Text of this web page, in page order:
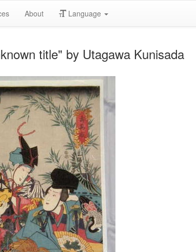
About Language
title" by Utagawa Kunisada